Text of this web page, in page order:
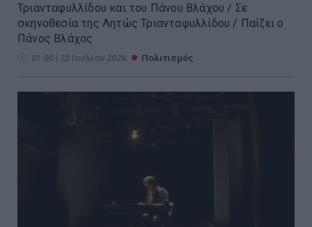
Τριανταφυλλίδου και του Πάνου Βλάχου / Σε
σκηνοθεσία της Λητώς Τριανταφυλλίδου / Παίζει ο
Πάνος Βλάχος
01:00 | 23 Ιουλίου 2026 Πολιτισμός